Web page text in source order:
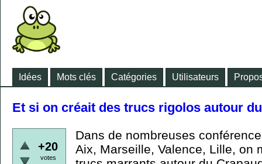
Idées Mots clés Catégories Utilisateurs
Et si on créait des trucs rigolos autour
+20
votes
Dans de nombreuses
Aix, Marseille, Valence, Lille, on